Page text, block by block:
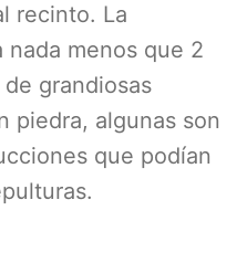
recinto. La
nada menos que 2
grandiosas
piedra, algunas son
que podían